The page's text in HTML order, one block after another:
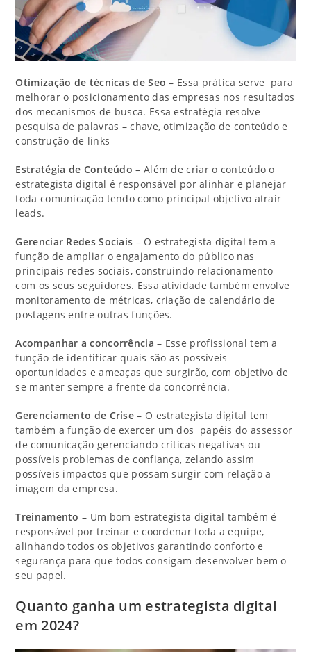
Otimização de técnicas de Seo – Essa prática serve para
melhorar o posicionamento das empresas nos resultados
dos mecanismos de busca. Essa estratégia resolve
pesquisa de palavras – chave, otimização de conteúdo e
construção de links
Estratégia de Conteúdo – Além de criar o conteúdo o
estrategista digital é responsável por alinhar e planejar
toda comunicação tendo como principal objetivo atrair
leads.
Gerenciar Redes Sociais – O estrategista digital tem a
função de ampliar o engajamento do público nas
principais redes sociais, construindo relacionamento
com os seus seguidores. Essa atividade também envolve
monitoramento de métricas, criação de calendário de
postagens entre outras funções.
Acompanhar a concorrência – Esse profissional tem a
função de identificar quais são as possíveis
oportunidades e ameaças que surgirão, com objetivo de
se manter sempre a frente da concorrência.
Gerenciamento de Crise – O estrategista digital tem
também a função de exercer um dos papéis do assessor
de comunicação gerenciando críticas negativas ou
possíveis problemas de confiança, zelando assim
possíveis impactos que possam surgir com relação a
imagem da empresa.
Treinamento – Um bom estrategista digital também é
responsável por treinar e coordenar toda a equipe,
alinhando todos os objetivos garantindo conforto e
segurança para que todos consigam desenvolver bem o
seu papel.
Quanto ganha um estrategista digital
em 2024?